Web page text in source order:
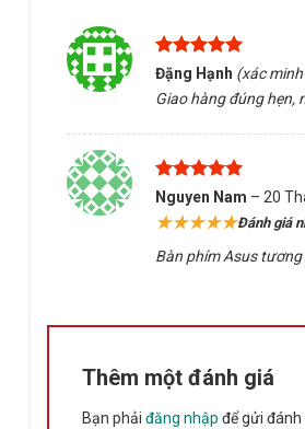
Được xếp
hạng 55
sao
Đặng Hạnh (xác
Giao hàng đúng hẹn,
Được xếp
hạng5
5
sao
Nguyen Nam – 20
★★★★★Đánh giá
Bàn phím Asus tương
Thêm một đánh giá
Bạn phải đăng nhập để gửi đánh